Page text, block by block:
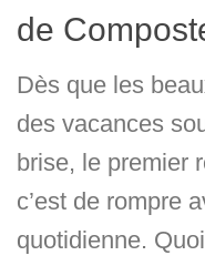
de
Dès que les
des vacances
brise, le premier
c’est de rompre
quotidienne.